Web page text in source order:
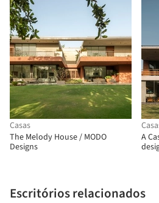
Casas
The Melody House / MODO
Designs
Escritórios relacionados
A